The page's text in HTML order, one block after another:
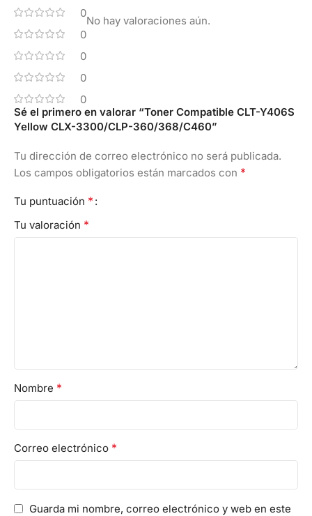
0
0
0
0
0
No hay valoraciones aún.
Sé el primero en valorar “Toner Compatible CLT-Y406S
Yellow CLX-3300/CLP-360/368/C460”
Tu dirección de correo electrónico no será publicada.
Los campos obligatorios están marcados con *
Tu puntuación *
Tu valoración *
Nombre *
Correo electrónico *
Guarda mi nombre, correo electrónico y web en este